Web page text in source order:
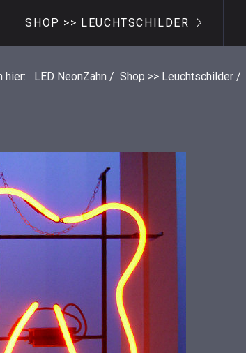
SHOP >> LEUCHTSCHILDER
hier: LED NeonZahn / Shop >> Leuchtschilder /